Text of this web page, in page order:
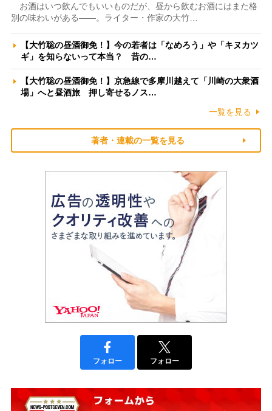
お酒はいつ飲んでもいいものだが、昼から飲むお酒にはまた格
別の味わいがある――。ライター・作家の大竹…
【大竹聡の昼酒御免！】今の若者は「なめろう」や「キヌカツ
ギ」を知らないって本当？ 昔の…
【大竹聡の昼酒御免！】京急線で多摩川越えて「川崎の大衆酒
場」へと昼酒旅 押し寄せるノス…
一覧を見る
著者・連載の一覧を見る
フォロー フォロー